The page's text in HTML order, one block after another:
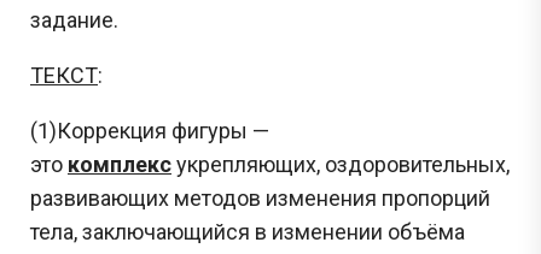
задание.
ТЕКСТ:
(1)Коррекция фигуры —
это комплексукрепляющих, оздоровительных,
развивающих методов изменения пропорций
тела, заключающийся в изменении объёма